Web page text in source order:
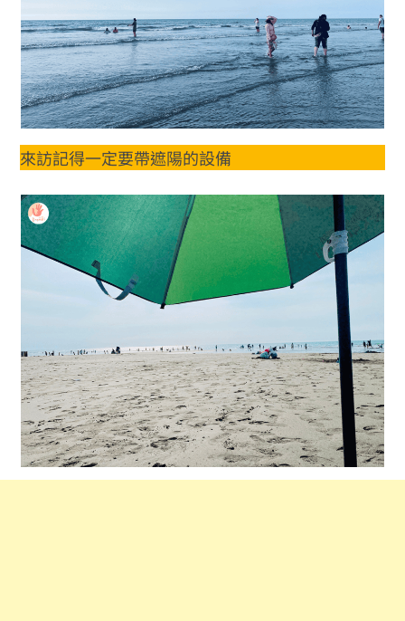
來訪記得一定要帶遮陽的設備